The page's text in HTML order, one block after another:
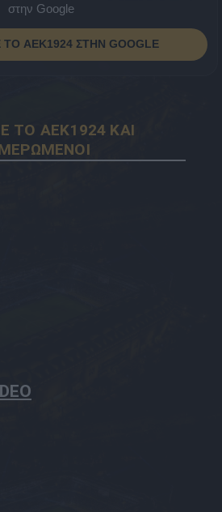
στην Google
AEK1924 ΣΤΗΝ GOOGLE
AEK1924 ΚΑΙ